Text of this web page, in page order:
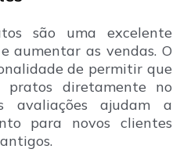
são uma excelente
aumentar as vendas. O
de permitir que
pratos diretamente no
avaliações ajudam a
para novos clientes